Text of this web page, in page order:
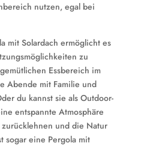
nutzen, egal bei
mit Solardach ermöglicht es
zu
Essbereich im
Abende mit Familie und
du kannst sie als Outdoor-
entspannte Atmosphäre
und die Natur
sogar eine Pergola mit